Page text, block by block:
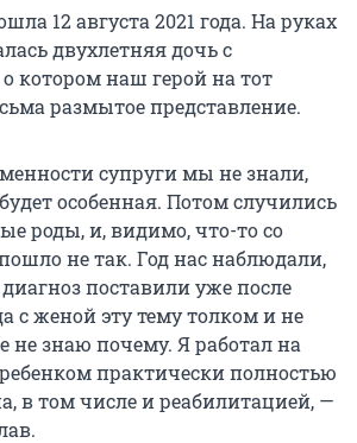
12 августа 2021 года. На руках
двухлетняя дочь с
котором наш герой на тот
размытое представление.
супруги мы не знали,
особенная. Потом случились
роды, и, видимо, что-то со
не так. Год нас наблюдали,
поставили уже после
с женой эту тему толком и не
не знаю почему. Я работал на
практически полностью
в том числе и реабилитацией, —